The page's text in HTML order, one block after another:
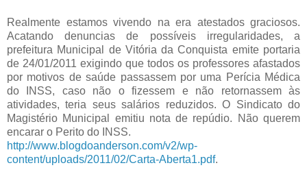
Realmente estamos vivendo na era atestados graciosos.
Acatando denuncias de possíveis irregularidades, a
prefeitura Municipal de Vitória da Conquista emite portaria
de 24/01/2011 exigindo que todos os professores afastados
por motivos de saúde passassem por uma Perícia Médica
do INSS, caso não o fizessem e não retornassem às
atividades, teria seus salários reduzidos. O Sindicato do
Magistério Municipal emitiu nota de repúdio. Não querem
encarar o Perito do INSS.
http://www.blogdoanderson.com/v2/wp-
content/uploads/2011/02/Carta-Aberta1.pdf.